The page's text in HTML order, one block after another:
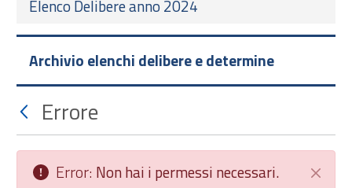
Elenco Delibere anno 2024
Archivio elenchi delibere e determine
Errore
Chiudi
Error: Non hai i permessi necessari.